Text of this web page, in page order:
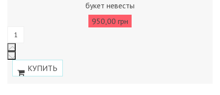
букет невесты
950,00 грн